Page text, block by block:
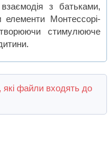
з батьками,
елементи Монтессорі-
стимулююче
файли входять до